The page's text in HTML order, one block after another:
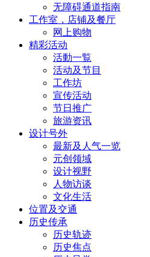
无障碍通道指南
工作室，店铺及餐厅
网上购物
精彩活动
活動一覧
活动及节目
工作坊
宣传活动
节日推广
旅游资讯
设计号外
最新及人气一览
元创领域
设计视野
人物访谈
文化生活
位置及交通
历史传承
历史轨迹
历史焦点